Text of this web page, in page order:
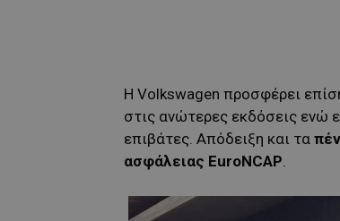
Η Volkswagen προσφέρει
στις ανώτερες εκδόσεις ενώ
επιβάτες. Απόδειξη και τα
ασφάλειας EuroNCAP